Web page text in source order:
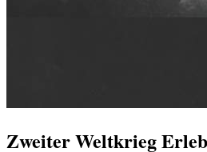
Zweiter Weltkrieg